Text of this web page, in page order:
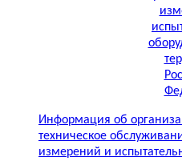
Информация об
техническое
измерений и